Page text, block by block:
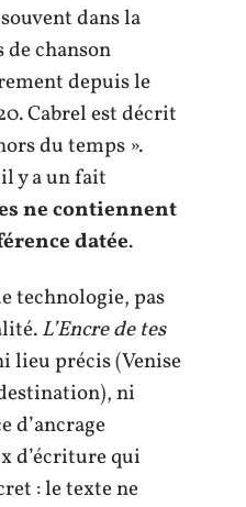
dans la
de chanson
depuis le
Cabrel est décrit
du temps ».
y a un fait
ne contiennent
datée.
technologie, pas
L’Encre de tes
lieu précis (Venise
ni
d’ancrage
d’écriture qui
: le texte ne